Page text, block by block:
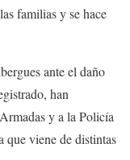
familias y se hace
ante el daño
han
y a la Policía
que viene de distintas